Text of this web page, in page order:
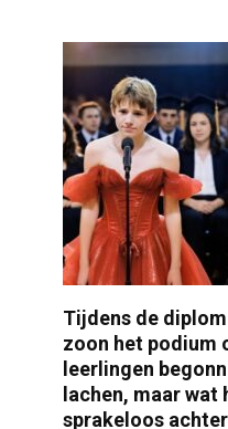
Tijdens de
zoon het podium
leerlingen
lachen, maar
sprakeloos achter